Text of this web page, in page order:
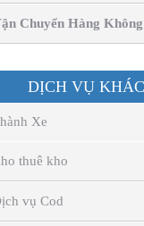
Chuyển Hàng
DỊCH VỤ KHÁC
Xe
thuê kho
vụ Cod